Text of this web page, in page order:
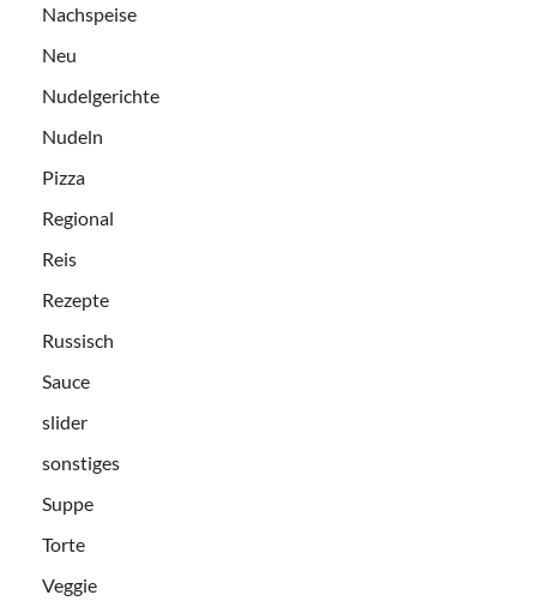
Nachspeise
Neu
Nudelgerichte
Nudeln
Pizza
Regional
Reis
Rezepte
Russisch
Sauce
slider
sonstiges
Suppe
Torte
Veggie